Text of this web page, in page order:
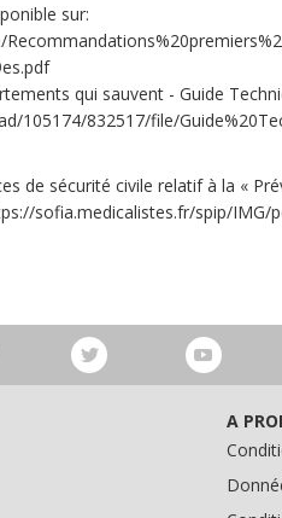
sur:
qui sauvent - Guide
832517/file/
de sécurité civile relatif à la «
sofia.medicalistes.fr/spip/IMG/
A